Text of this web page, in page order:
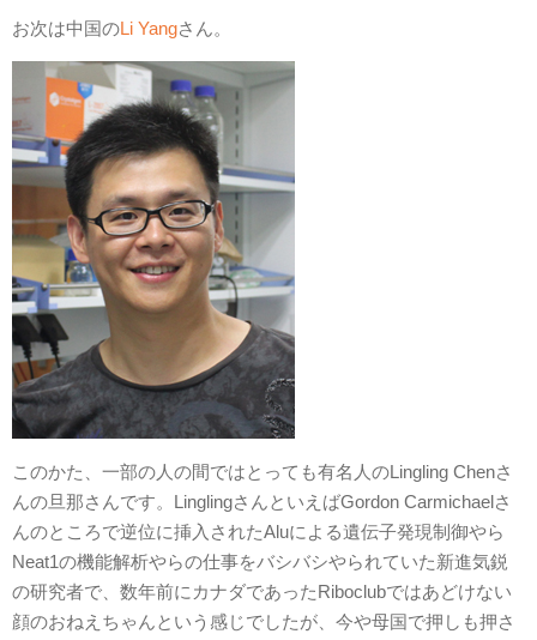
お次は中国のLi Yangさん。
このかた、一部の人の間ではとっても有名人のLingling Chenさ
んの旦那さんです。LinglingさんといえばGordon Carmichaelさ
んのところで逆位に挿入されたAluによる遺伝子発現制御やら
Neat1の機能解析やらの仕事をバシバシやられていた新進気鋭
の研究者で、数年前にカナダであったRiboclubではあどけない
顔のおねえちゃんという感じでしたが、今や母国で押しも押さ